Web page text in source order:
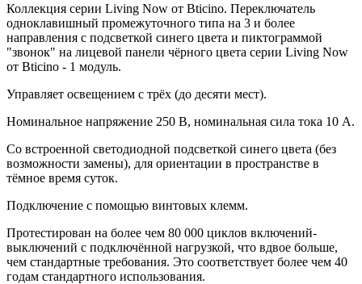
Коллекция серии Living Now от Bticino. Переключатель
одноклавишный промежуточного типа на 3 и более
направления с подсветкой синего цвета и пиктограммой
"звонок" на лицевой панели чёрного цвета серии Living Now
от Bticino - 1 модуль.
Управляет освещением с трёх (до десяти мест).
Номинальное напряжение 250 В, номинальная сила тока 10 A.
Со встроенной светодиодной подсветкой синего цвета (без
возможности замены), для ориентации в пространстве в
тёмное время суток.
Подключение с помощью винтовых клемм.
Протестирован на более чем 80 000 циклов включений-
выключений с подключённой нагрузкой, что вдвое больше,
чем стандартные требования. Это соответствует более чем 40
годам стандартного использования.